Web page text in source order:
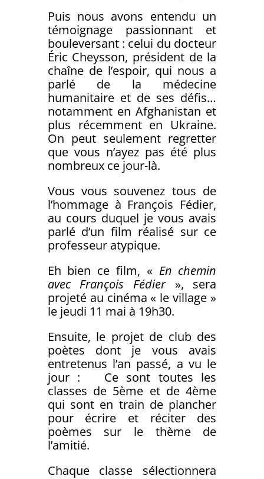
Puis nous avons entendu un
témoignage passionnant et
bouleversant : celui du docteur
Éric Cheysson, président de la
chaîne de l’espoir, qui nous a
parlé de la médecine
humanitaire et de ses défis…
notamment en Afghanistan et
plus récemment en Ukraine.
On peut seulement regretter
que vous n’ayez pas été plus
nombreux ce jour-là.
Vous vous souvenez tous de
l’hommage à François Fédier,
au cours duquel je vous avais
parlé d’un film réalisé sur ce
professeur atypique.
Eh bien ce film, « En chemin
avec François Fédier
», sera
projeté au cinéma « le village »
le jeudi 11 mai à 19h30.
Ensuite, le projet de club des
poètes dont je vous avais
entretenus l’an passé, a vu le
jour : Ce sont toutes les
classes de 5ème et de 4ème
qui sont en train de plancher
pour écrire et réciter des
poèmes sur le thème de
l’amitié.
Chaque classe sélectionnera